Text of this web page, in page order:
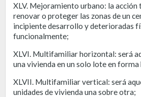
XLV. Mejoramiento urbano: la acción
renovar o proteger las zonas de un
incipiente desarrollo y deterioradas
funcionalmente;
XLVI. Multifamiliar horizontal: será
una vivienda en un solo lote en
XLVII. Multifamiliar vertical: será
unidades de vivienda una sobre otra;